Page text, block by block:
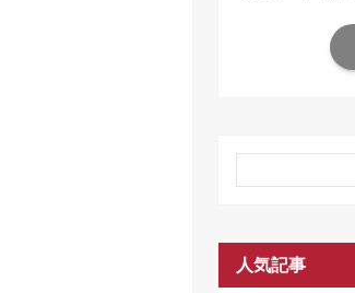
人気記事